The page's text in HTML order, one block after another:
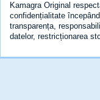
Kamagra Original
confidențialitate
transparența,
datelor, restricționarea